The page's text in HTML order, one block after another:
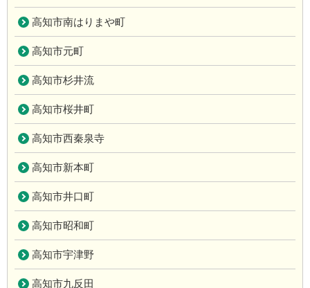
高知市南はりまや町
高知市元町
高知市杉井流
高知市桜井町
高知市西秦泉寺
高知市新本町
高知市井口町
高知市昭和町
高知市宇津野
高知市九反田